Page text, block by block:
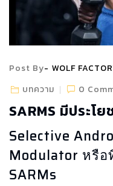
Post By WOLF
บทความ
0
SARMS มีประโ
Selective
Modulator หรือ
SARMs